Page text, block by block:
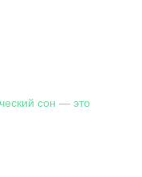
сон — это